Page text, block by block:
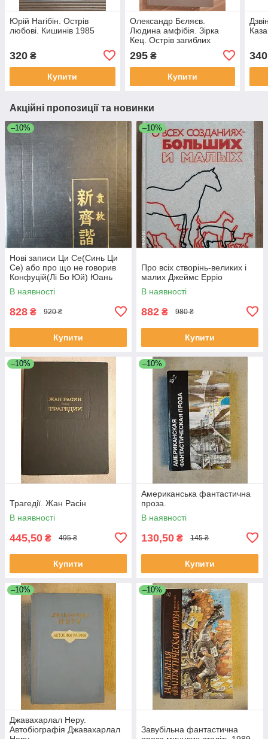
Юрій Нагібін. Острів
любові. Кишинів 1985
320 ₴
Купити
Олександр Бєляєв.
Людина амфібія. Зірка
Кец. Острів загиблих
повітря. 1986 рік
295₴
Купити
340
Акційні пропозиції та новинки
–10%
Нові записи Ци Се(Синь Ци
Се) або про що не говорив
Конфуцій(Лі Бо Юй) Юань
Мей
В наявності
828 ₴ 920 ₴
Купити
–10%
Про всіх створінь-великих і
малих Джеймс Ерріо
В наявності
882 ₴ 980 ₴
Купити
–10%
Трагедії. Жан Расін
В наявності
445,50 ₴ 495 ₴
Купити
–10%
Американська фантастична
проза.
В наявності
130,50 ₴ 145 ₴
Купити
–10%
Джавахарлал Неру.
Автобіографія Джавахарлал
–10%
Завубільна фантастична